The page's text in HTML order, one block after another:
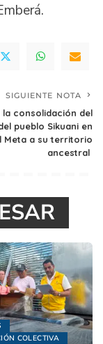
SIGUIENTE NOTA
la consolidación del
pueblo Sikuani en
Meta a su territorio
ancestral
COLECTIVA